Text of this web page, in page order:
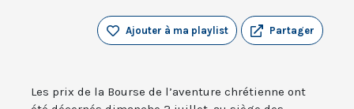
Partager
Ajouter à ma playlist
Les prix de la Bourse de l’aventure chrétienne ont